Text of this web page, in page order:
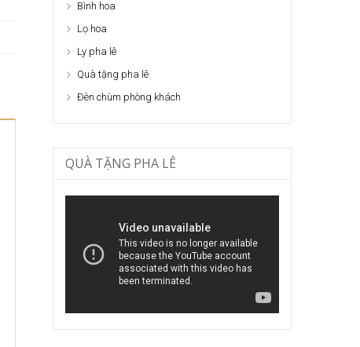
Bình hoa
Lọ hoa
Ly pha lê
Quà tặng pha lê
Đèn chùm phòng khách
QUÀ TẶNG PHA LÊ